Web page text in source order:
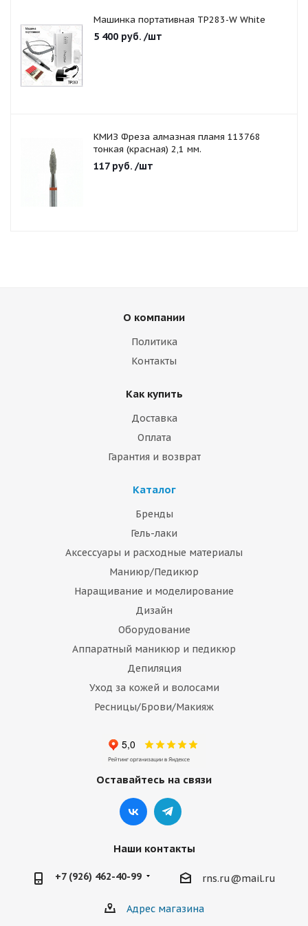
Машинка портативная TP283-W White
5 400 руб. /шт
КМИЗ Фреза алмазная пламя 113768
тонкая (красная) 2,1 мм.
117руб. /шт
О компании
Политика
Контакты
Как купить
Доставка
Оплата
Гарантия и возврат
Каталог
Бренды
Гель-лаки
Аксессуары и расходные материалы
Маниюр/Педикюр
Наращивание и моделирование
Дизайн
Оборудование
Аппаратный маникюр и педикюр
Депиляция
Уход за кожей и волосами
Ресницы/Брови/Макияж
Оставайтесь на связи
Наши контакты
+7 (926) 462-40-99 rns.ru@mail.ru
Адрес магазина